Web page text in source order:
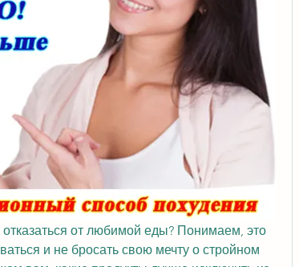
отказаться от любимой еды? Понимаем, это
и не бросать свою мечту о стройном